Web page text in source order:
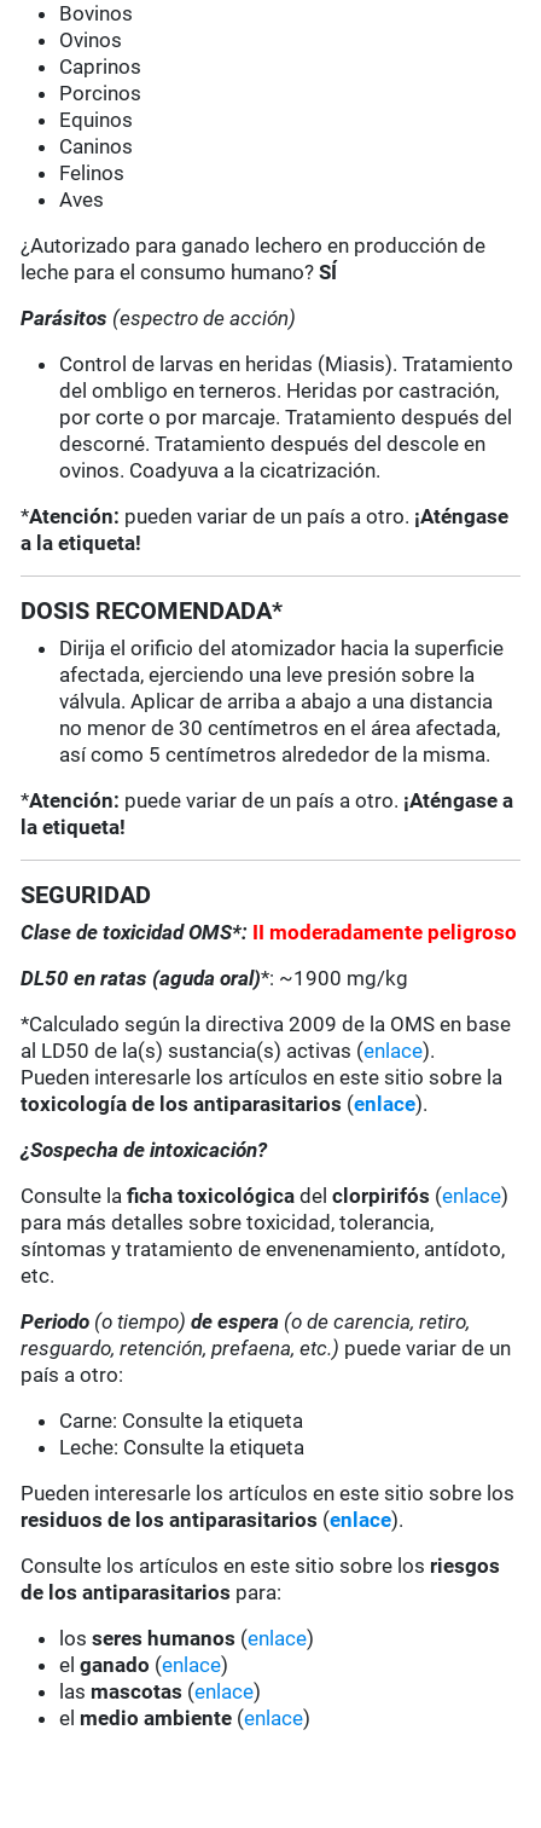
Bovinos
Ovinos
Caprinos
Porcinos
Equinos
Caninos
Felinos
Aves
¿Autorizado para ganado lechero en producción de
leche para el consumo humano?SÍ
Parásitos (espectro de acción)
Control de larvas en heridas (Miasis). Tratamiento
del ombligo en terneros. Heridas por castración,
por corte o por marcaje. Tratamiento después del
descorné. Tratamiento después del descole en
ovinos. Coadyuva a la cicatrización.
*Atención: pueden variar de un país a otro. ¡Aténgase
a la etiqueta!
DOSIS RECOMENDADA*
Dirija el orificio del atomizador hacia la superficie
afectada, ejerciendo una leve presión sobre la
válvula. Aplicar de arriba a abajo a una distancia
no menor de 30 centímetros en el área afectada,
así como 5 centímetros alrededor de la misma.
*Atención: puede variar de un país a otro. ¡Aténgase a
la etiqueta!
SEGURIDAD
Clase de toxicidad OMS*: II moderadamente peligroso
DL50 en ratas (aguda oral)*: ~1900 mg/kg
*Calculado según la directiva 2009 de la OMS en base
al LD50 de la(s) sustancia(s) activas (enlace).
Pueden interesarle los artículos en este sitio sobre la
toxicología de los antiparasitarios (enlace).
¿Sospecha de intoxicación?
Consulte laficha toxicológica delclorpirifós (enlace)
para más detalles sobre toxicidad, tolerancia,
síntomas y tratamiento de envenenamiento, antídoto,
etc.
Periodo (o tiempo) de espera (o de carencia, retiro,
resguardo, retención, prefaena, etc.) puede variar de un
país a otro:
Carne: Consulte la etiqueta
Leche: Consulte la etiqueta
Pueden interesarle los artículos en este sitio sobre los
residuos de los antiparasitarios (enlace).
Consulte los artículos en este sitio sobre los riesgos
de los antiparasitarios para:
losseres humanos (enlace)
elganado (enlace)
las mascotas (enlace)
el medio ambiente (enlace)